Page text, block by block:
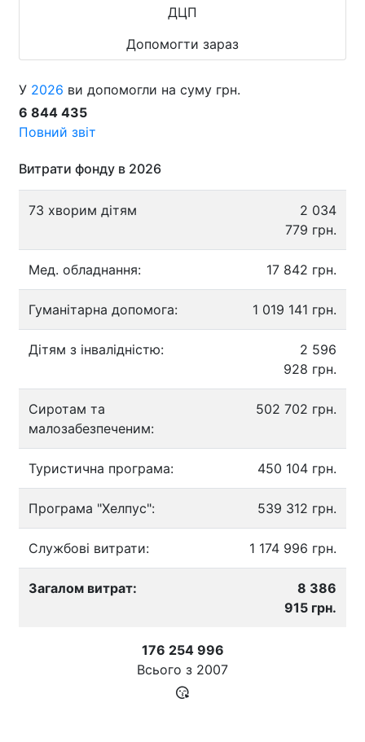
ДЦП
Допомогти зараз
У 2026 ви допомогли на суму грн.
6 844 435
Повний звіт
Витрати фонду в 2026
73 хворим дітям
2 034
779 грн.
Мед. обладнання: 17 842 грн.
Гуманітарна допомога: 1 019 141 грн.
Дітям з інвалідністю:
2 596
928 грн.
Сиротам та
малозабезпеченим:
502 702 грн.
Туристична програма: 450 104 грн.
Програма "Хелпус": 539 312 грн.
Службові витрати: 1 174 996 грн.
Загалом витрат:
8 386
915 грн.
176 254 996
Всього з 2007